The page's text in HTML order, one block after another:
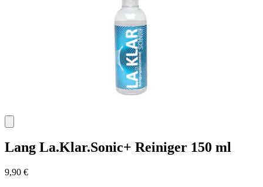
Lang La.Klar.Sonic+ Reiniger 150 ml
9,90 €